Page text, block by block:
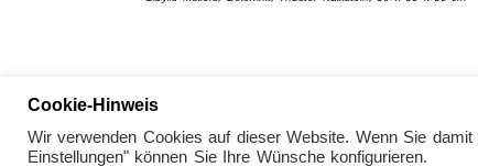
Cookie-Hinweis
Wir verwenden Cookies auf dieser Website. Wenn Sie
Einstellungen" können Sie Ihre Wünsche konfigurieren.